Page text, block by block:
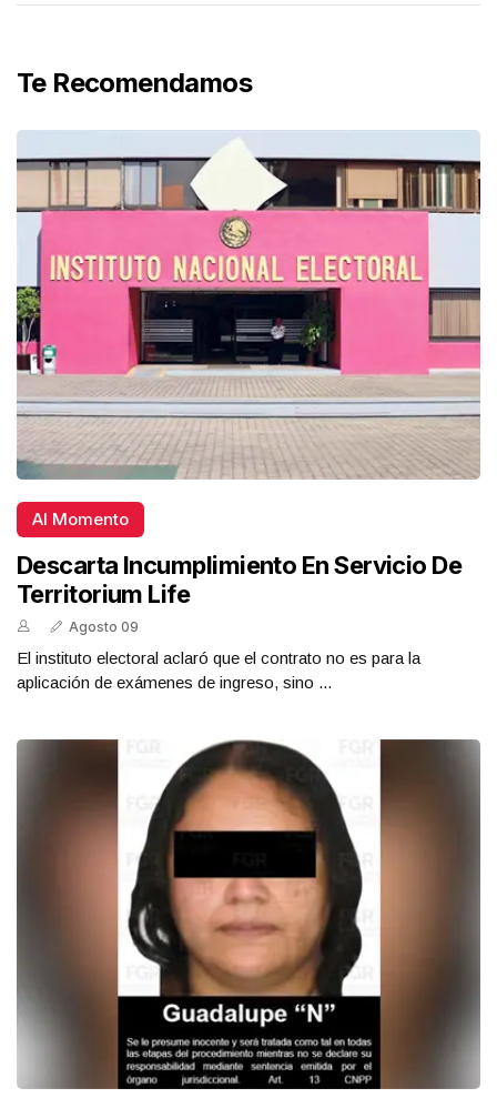
Te Recomendamos
Al Momento
Descarta Incumplimiento En Servicio De
Territorium Life
Agosto 09
El instituto electoral aclaró que el contrato no es para la
aplicación de exámenes de ingreso, sino ...